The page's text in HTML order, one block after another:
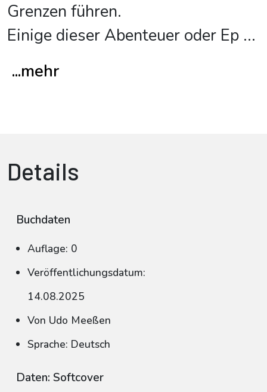
Grenzen führen.
Einige dieser Abenteuer oder Ep ...
...mehr
Details
Buchdaten
Auflage: 0
Veröffentlichungsdatum:
14.08.2025
Von Udo Meeßen
Sprache: Deutsch
Daten: Softcover